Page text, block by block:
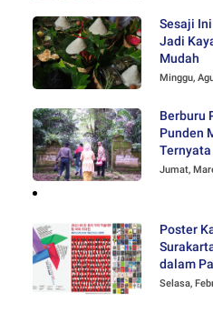
Sesaji
Jadi
Mudah
Minggu,
Berburu
Punden
Jumat,
Poster
dalam
Poster
Selasa,